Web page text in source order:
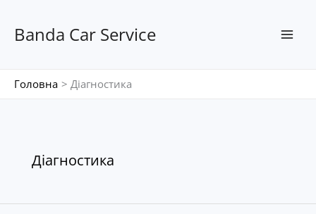
вмістуBanda Car Service
Головна Діагностика
Діагностика